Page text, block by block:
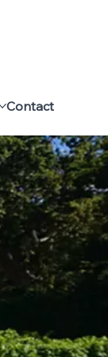
Contact